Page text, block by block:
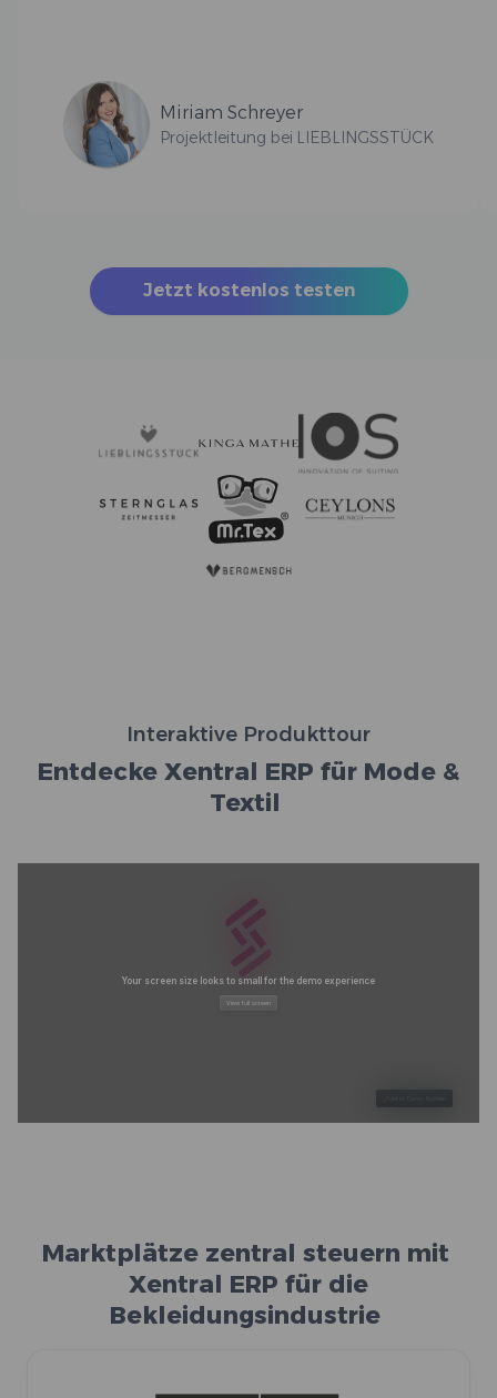
Miriam Schreyer
Projektleitung bei LIEBLINGSSTÜCK
Jetzt kostenlos testen
Interaktive Produkttour
Entdecke Xentral ERP für Mode &
Textil
Marktplätze zentral steuern mit
Xentral ERP für die
Bekleidungsindustrie